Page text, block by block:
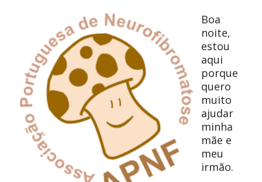
Boa
noite,
estou
aqui
porque
quero
muito
ajudar
minha
mãe e
meu
irmão.